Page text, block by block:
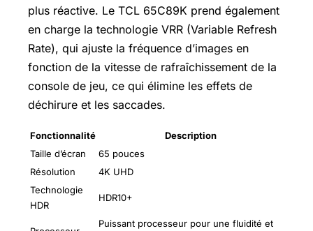
plus réactive. Le TCL 65C89K prend également
en charge la technologie VRR (Variable Refresh
Rate), qui ajuste la fréquence d’images en
fonction de la vitesse de rafraîchissement de la
console de jeu, ce qui élimine les effets de
déchirure et les saccades.
Fonctionnalité
Description
Taille d’écran
65 pouces
Résolution
4K UHD
Technologie
HDR
HDR10+
Puissant processeur pour une fluidité et